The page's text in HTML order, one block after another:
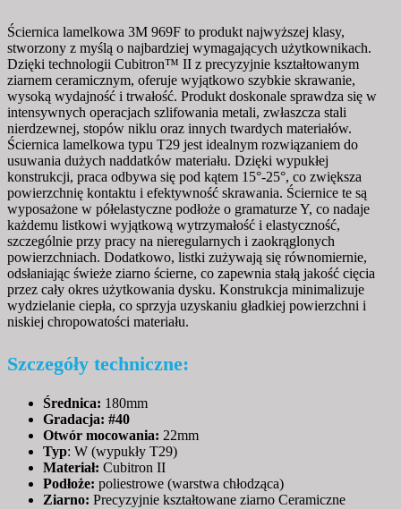
Ściernica lamelkowa 3M 969F to produkt najwyższej klasy,
stworzony z myślą o najbardziej wymagających użytkownikach.
Dzięki technologii Cubitron™ II z precyzyjnie kształtowanym
ziarnem ceramicznym, oferuje wyjątkowo szybkie skrawanie,
wysoką wydajność i trwałość. Produkt doskonale sprawdza się w
intensywnych operacjach szlifowania metali, zwłaszcza stali
nierdzewnej, stopów niklu oraz innych twardych materiałów.
Ściernica lamelkowa typu T29 jest idealnym rozwiązaniem do
usuwania dużych naddatków materiału. Dzięki wypukłej
konstrukcji, praca odbywa się pod kątem 15°-25°, co zwiększa
powierzchnię kontaktu i efektywność skrawania. Ściernice te są
wyposażone w półelastyczne podłoże o gramaturze Y, co nadaje
każdemu listkowi wyjątkową wytrzymałość i elastyczność,
szczególnie przy pracy na nieregularnych i zaokrąglonych
powierzchniach. Dodatkowo, listki zużywają się równomiernie,
odsłaniając świeże ziarno ścierne, co zapewnia stałą jakość cięcia
przez cały okres użytkowania dysku. Konstrukcja minimalizuje
wydzielanie ciepła, co sprzyja uzyskaniu gładkiej powierzchni i
niskiej chropowatości materiału.
Szczegóły techniczne:
Średnica: 180mm
Gradacja: #40
Otwór mocowania: 22mm
Typ: W (wypukły T29)
Materiał: Cubitron II
Podłoże: poliestrowe (warstwa chłodząca)
Ziarno: Precyzyjnie kształtowane ziarno Ceramiczne